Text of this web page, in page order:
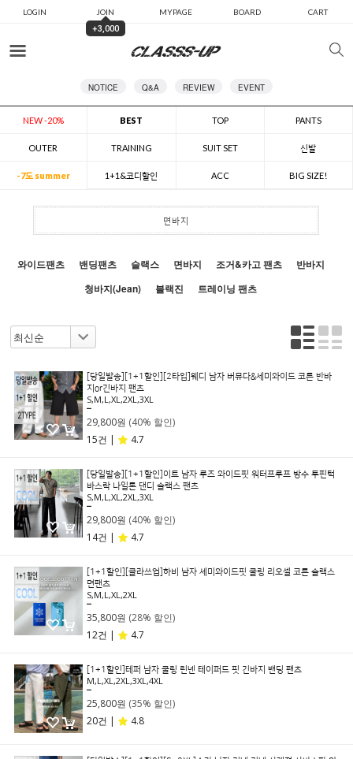
LOGIN JOIN MYPAGE BOARD CART
+3,000
NOTICE Q&A REVIEW EVENT
NEW -20% BEST TOP PANTS
OUTER TRAINING SUIT SET 신발
-7도 summer 1+1&코디할인 ACC BIG SIZE!
면바지
와이드팬츠 밴딩팬츠 슬랙스 면바지 조거&카고 팬츠
반바지
청바지(Jean)
블랙진 트레이닝 팬츠
[당일발송][1+1할인][2타입]웨디 남자 버뮤다&세미와이드 코튼 반바
지or긴바지 팬츠
S,M,L,XL,2XL,3XL
29,800원 (40% 할인)
15건 |
4.7
[당일발송][1+1할인]이트 남자 루즈 와이드핏 워터프루프 방수 투핀턱
바스락 나일론 댄디 슬랙스 팬츠
S,M,L,XL,2XL,3XL
29,800원 (40% 할인)
14건 |
4.7
[1+1할인][클라쓰업]하비 남자 세미와이드핏 쿨링 리오셀 코튼 슬랙스
면팬츠
S,M,L,XL,2XL
35,800원 (28% 할인)
12건 |
4.7
[1+1할인]테퍼 남자 쿨링 린넨 테이퍼드 핏 긴바지 밴딩 팬츠
M,L,XL,2XL,3XL,4XL
25,800원 (35% 할인)
20건 |
4.8